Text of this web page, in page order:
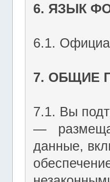
6. ЯЗЫК
6.1.
7. ОБЩИЕ
7.1. Вы
―
данные,